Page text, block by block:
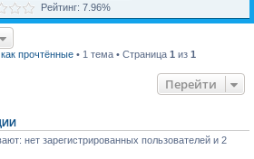
Рейтинг: 7.96%
прочтённые• 1 тема • Страница 1 из 1
Перейти
нет зарегистрированных пользователей и 2